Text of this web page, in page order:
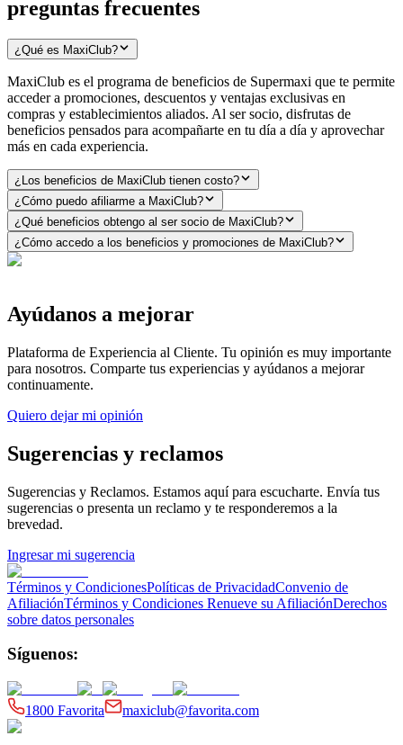
preguntas frecuentes
¿Qué es MaxiClub?
MaxiClub es el programa de beneficios de Supermaxi que te permite
acceder a promociones, descuentos y ventajas exclusivas en
compras y establecimientos aliados. Al ser socio, disfrutas de
beneficios pensados para acompañarte en tu día a día y aprovechar
más en cada experiencia.
¿Los beneficios de MaxiClub tienen costo?
¿Cómo puedo afiliarme a MaxiClub?
¿Qué beneficios obtengo al ser socio de MaxiClub?
¿Cómo accedo a los beneficios y promociones de MaxiClub?
Ayúdanos a mejorar
Plataforma de Experiencia al Cliente. Tu opinión es muy importante
para nosotros. Comparte tus experiencias y ayúdanos a mejorar
continuamente.
Quiero dejar mi opinión
Sugerencias y reclamos
Sugerencias y Reclamos. Estamos aquí para escucharte. Envía tus
sugerencias o presenta un reclamo y te responderemos a la
brevedad.
Ingresar mi sugerencia
Términos y CondicionesPolíticas de PrivacidadConvenio de
AfiliaciónTérminos y Condiciones Renueve su AfiliaciónDerechos
sobre datos personales
Síguenos:
1800 Favorita maxiclub@favorita.com